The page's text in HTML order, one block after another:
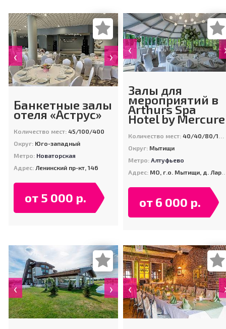
‹ ›
Банкетные залы
отеля «Аструс»
Количество мест:45/100/400
Округ: Юго-западный
Метро: Новаторская
Адрес: Ленинский пр-кт, 146
от 5 000 р.
‹
Залы для
мероприятий в
Arthurs Spa
Hotel by Mercure
Количество мест: 40/40/80/120/120/120/200
Округ: Мытищи
Метро: Алтуфьево
Адрес: МО, г.о. Мытищи, д. Ларёво, ул. Хвойная, стр. 26
от 6 000 р.
‹ › ‹